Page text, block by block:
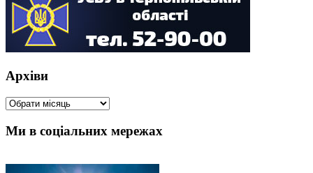
Архіви
Архіви
Ми в соціальних мережах